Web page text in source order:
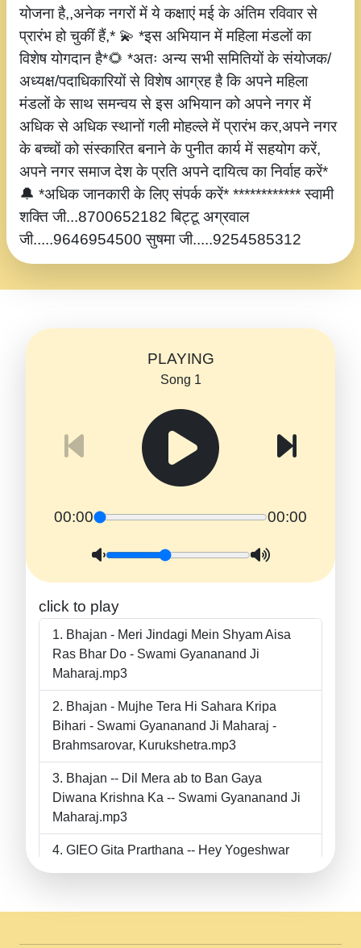
योजना है,,अनेक नगरों में ये कक्षाएं मई के अंतिम रविवार से
प्रारंभ हो चुकीं हैं,* 💫 *इस अभियान में महिला मंडलों का
विशेष योगदान है*🌻 *अतः अन्य सभी समितियों के संयोजक/
अध्यक्ष/पदाधिकारियों से विशेष आग्रह है कि अपने महिला
मंडलों के साथ समन्वय से इस अभियान को अपने नगर में
अधिक से अधिक स्थानों गली मोहल्ले में प्रारंभ कर,अपने नगर
के बच्चों को संस्कारित बनाने के पुनीत कार्य में सहयोग करें,
अपने नगर समाज देश के प्रति अपने दायित्व का निर्वाह करें*
🔔 *अधिक जानकारी के लिए संपर्क करें* ************ स्वामी
शक्ति जी...8700652182 बिट्टू अग्रवाल
जी.....9646954500 सुषमा जी.....9254585312
PLAYING
Song 1
00:00 00:00
click to play
Bhajan - Meri Jindagi Mein Shyam Aisa
Ras Bhar Do - Swami Gyananand Ji
Maharaj.mp3
Bhajan - Mujhe Tera Hi Sahara Kripa
Bihari - Swami Gyananand Ji Maharaj -
Brahmsarovar, Kurukshetra.mp3
Bhajan -- Dil Mera ab to Ban Gaya
Diwana Krishna Ka -- Swami Gyananand Ji
Maharaj.mp3
GIEO Gita Prarthana -- Hey Yogeshwar
II Swami Gyananand Ji Maharaj.mp3